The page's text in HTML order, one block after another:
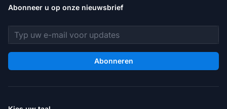
Abonneer u op onze nieuwsbrief
E-mailadres
Abonneren